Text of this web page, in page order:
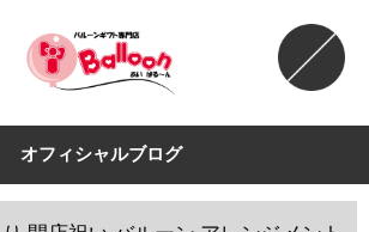
オフィシャルブログ